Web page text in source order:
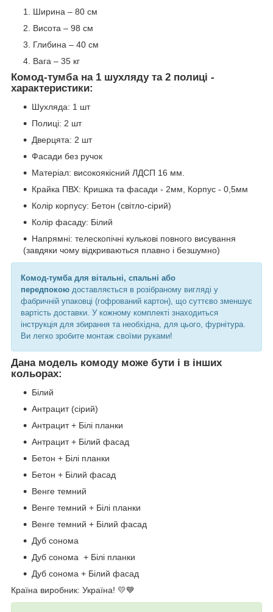
Ширина – 80 см
Висота – 98 см
Глибина – 40 см
Вага – 35 кг
Комод-тумба на 1 шухляду та 2 полиці -
характеристики:
Шухляда: 1 шт
Полиці: 2 шт
Дверцята: 2 шт
Фасади без ручок
Матеріал: високоякісний ЛДСП 16 мм.
Крайка ПВХ: Кришка та фасади - 2мм, Корпус - 0,5мм
Колір корпусу: Бетон (світло-сірий)
Колір фасаду: Білий
Напрямні: телескопічні кулькові повного висування
(завдяки чому відкриваються плавно і безшумно)
Комод-тумба для вітальні, спальні або
передпокою доставляється в розібраному вигляді у
фабричній упаковці (гофрований картон), що суттєво зменшує
вартість доставки. У кожному комплекті знаходиться
інструкція для збирання та необхідна, для цього, фурнітура.
Ви легко зробите монтаж своїми руками!
Дана модель комоду може бути і в інших
кольорах:
Білий
Антрацит (сірий)
Антрацит + Білі планки
Антрацит + Білий фасад
Бетон + Білі планки
Бетон + Білий фасад
Венге темний
Венге темний + Білі планки
Венге темний + Білий фасад
Дуб сонома
Дуб сонома + Білі планки
Дуб сонома + Білий фасад
Країна виробник: Україна! 💛💙